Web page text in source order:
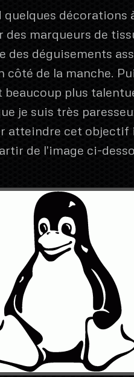
quelques décorations
des marqueurs de
des déguisements
côté de la manche.
beaucoup plus
je suis très
atteindre cet objectif
de l'image ci-